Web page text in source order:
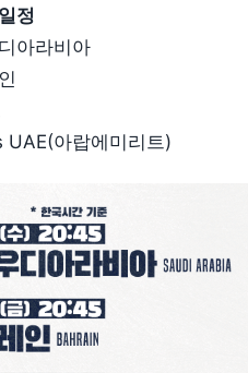
정
아라비아
아랍에미리트)